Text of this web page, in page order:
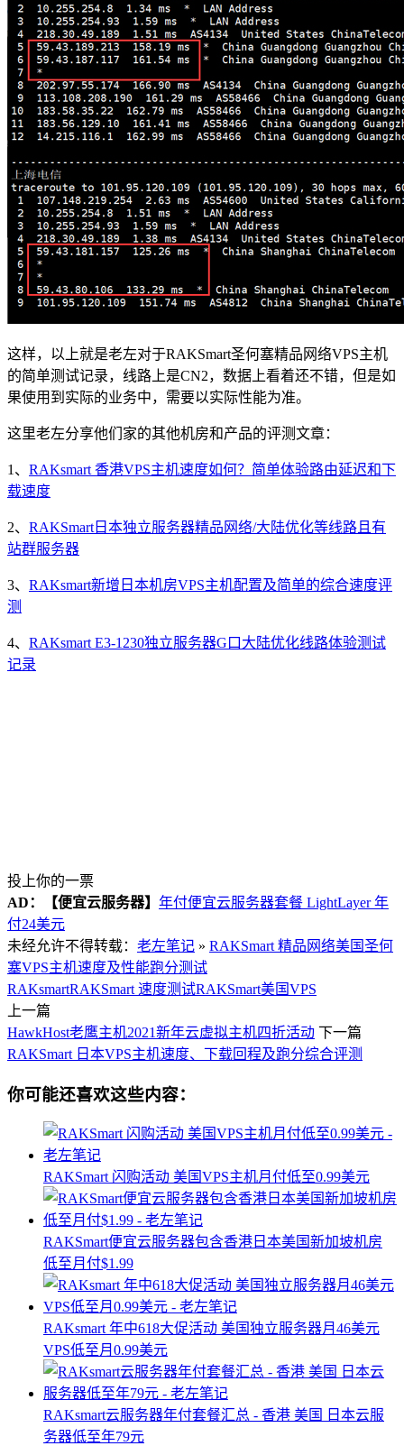
这样，以上就是老左对于RAKSmart圣何塞精品网络VPS主机
的简单测试记录，线路上是CN2，数据上看着还不错，但是如
果使用到实际的业务中，需要以实际性能为准。
这里老左分享他们家的其他机房和产品的评测文章：
1、 RAKsmart 香港VPS主机速度如何？简单体验路由延迟和下
载速度
2、 RAKSmart日本独立服务器精品网络/大陆优化等线路且有
站群服务器
3、 RAKsmart新增日本机房VPS主机配置及简单的综合速度评
测
4、 RAKsmart E3-1230独立服务器G口大陆优化线路体验测试
记录
投上你的一票
AD：
【便宜云服务器】 年付便宜云服务器套餐 LightLayer 年
付24美元
未经允许不得转载： 老左笔记 » RAKSmart 精品网络美国圣何
塞VPS主机速度及性能跑分测试
RAKsmartRAKSmart 速度测试RAKSmart美国VPS
上一篇
HawkHost老鹰主机2021新年云虚拟主机四折活动 下一篇
RAKSmart 日本VPS主机速度、下载回程及跑分综合评测
你可能还喜欢这些内容：
RAKSmart 闪购活动 美国VPS主机月付低至0.99美元
RAKSmart便宜云服务器包含香港日本美国新加坡机房
低至月付$1.99
RAKsmart 年中618大促活动 美国独立服务器月46美元
VPS低至月0.99美元
RAKsmart云服务器年付套餐汇总 - 香港 美国 日本云服
务器低至年79元